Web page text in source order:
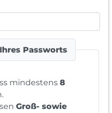
Passworts
mindestens 8
Groß- sowie